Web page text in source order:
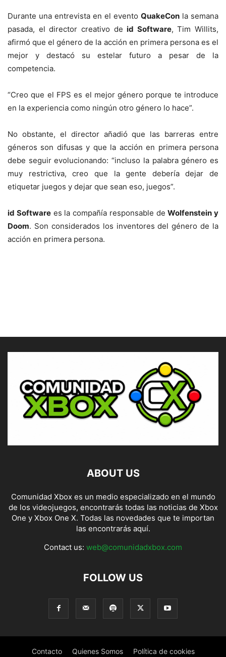
Durante una entrevista en el evento QuakeCon la semana
pasada, el director creativo deid Software, Tim Willits,
afirmó que el género de la acción en primera persona es el
mejor y destacó su estelar futuro a pesar de la
competencia.
“Creo que el FPS es el mejor género porque te introduce
en la experiencia como ningún otro género lo hace”.
No obstante, el director añadió que las barreras entre
géneros son difusas y que la acción en primera persona
debe seguir evolucionando: “incluso la palabra género es
muy restrictiva, creo que la gente debería dejar de
etiquetar juegos y dejar que sean eso, juegos”.
id Softwarees la compañía responsable deWolfenstein y
Doom. Son considerados los inventores del género de la
acción en primera persona.
ABOUT US
Comunidad Xbox es un medio especializado en el mundo
de los videojuegos, encontrarás todas las noticias de Xbox
One y Xbox One X. Todas las novedades que te importan
las encontrarás aquí.
Contact us: web@comunidadxbox.com
FOLLOW US
Contacto Quienes Somos Política de cookies